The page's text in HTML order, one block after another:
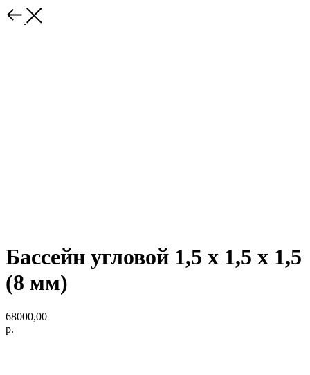
Бассейн угловой 1,5 х 1,5 х 1,5
(8 мм)
68000,00
р.